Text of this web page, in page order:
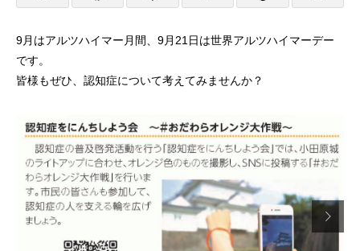
9月はアルツハイマー月間、9月21日は世界アルツハイマーデー
です。
皆様もぜひ、認知症について考えてみませんか？
